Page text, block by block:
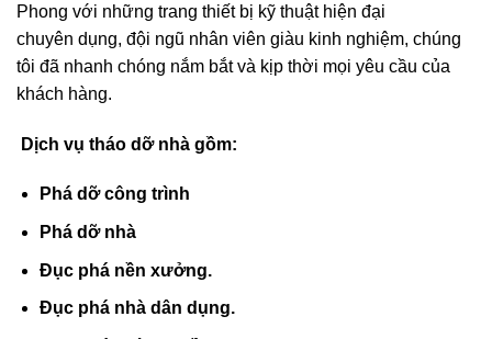
Phong với những trang thiết bị kỹ thuật hiện đại
chuyên dụng, đội ngũ nhân viên giàu kinh nghiệm, chúng
tôi đã nhanh chóng nắm bắt và kịp thời mọi yêu cầu của
khách hàng.
Dịch vụ tháo dỡ nhà gồm:
Phá dỡ công trình
Phá dỡ nhà
Đục phá nền xưởng.
Đục phá nhà dân dụng.